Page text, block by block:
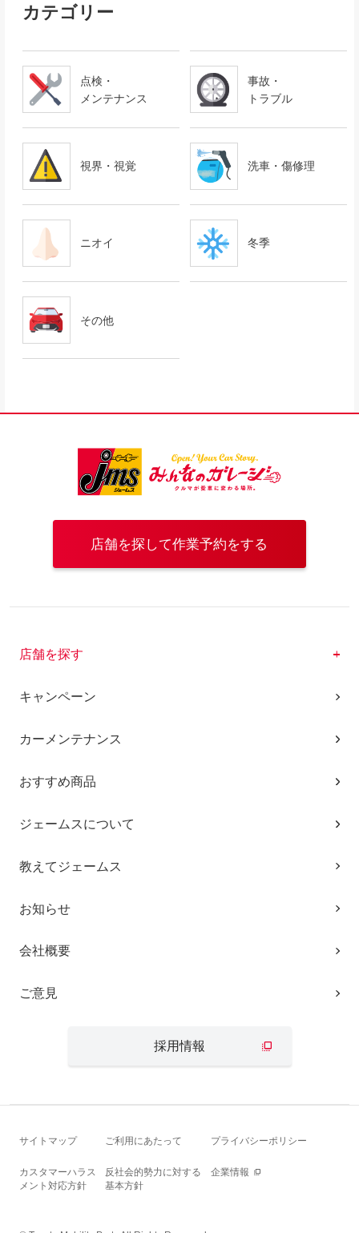
カテゴリー
点検・
メンテナンス
事故・
トラブル
視界・視覚 洗車・傷修理
ニオイ 冬季
その他
店舗を探して作業予約をする
店舗を探す
キャンペーン
カーメンテナンス
おすすめ商品
ジェームスについて
教えてジェームス
お知らせ
会社概要
ご意見
採用情報
サイトマップ ご利用にあたって プライバシーポリシー
カスタマーハラス
メント対応方針
反社会的勢力に対する
基本方針
企業情報